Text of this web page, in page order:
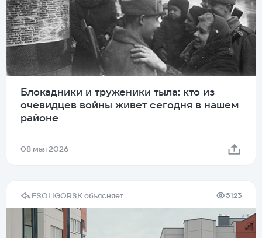
Блокадники и труженики тыла: кто из
очевидцев войны живет сегодня в нашем
районе
08 мая 2026
ESOLIGORSK объясняет 5123